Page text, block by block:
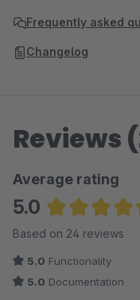
Frequently asked
Changelog
Reviews
Average rating
5.0
Average rating
Based on 24 reviews
5.0 Functionality
5.0 Documentation